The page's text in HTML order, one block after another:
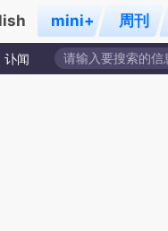
mini+ 周刊
讣闻